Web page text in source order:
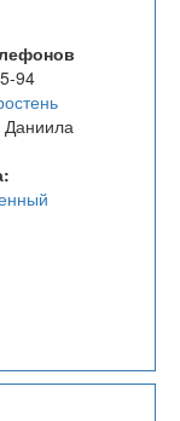
94
Даниила